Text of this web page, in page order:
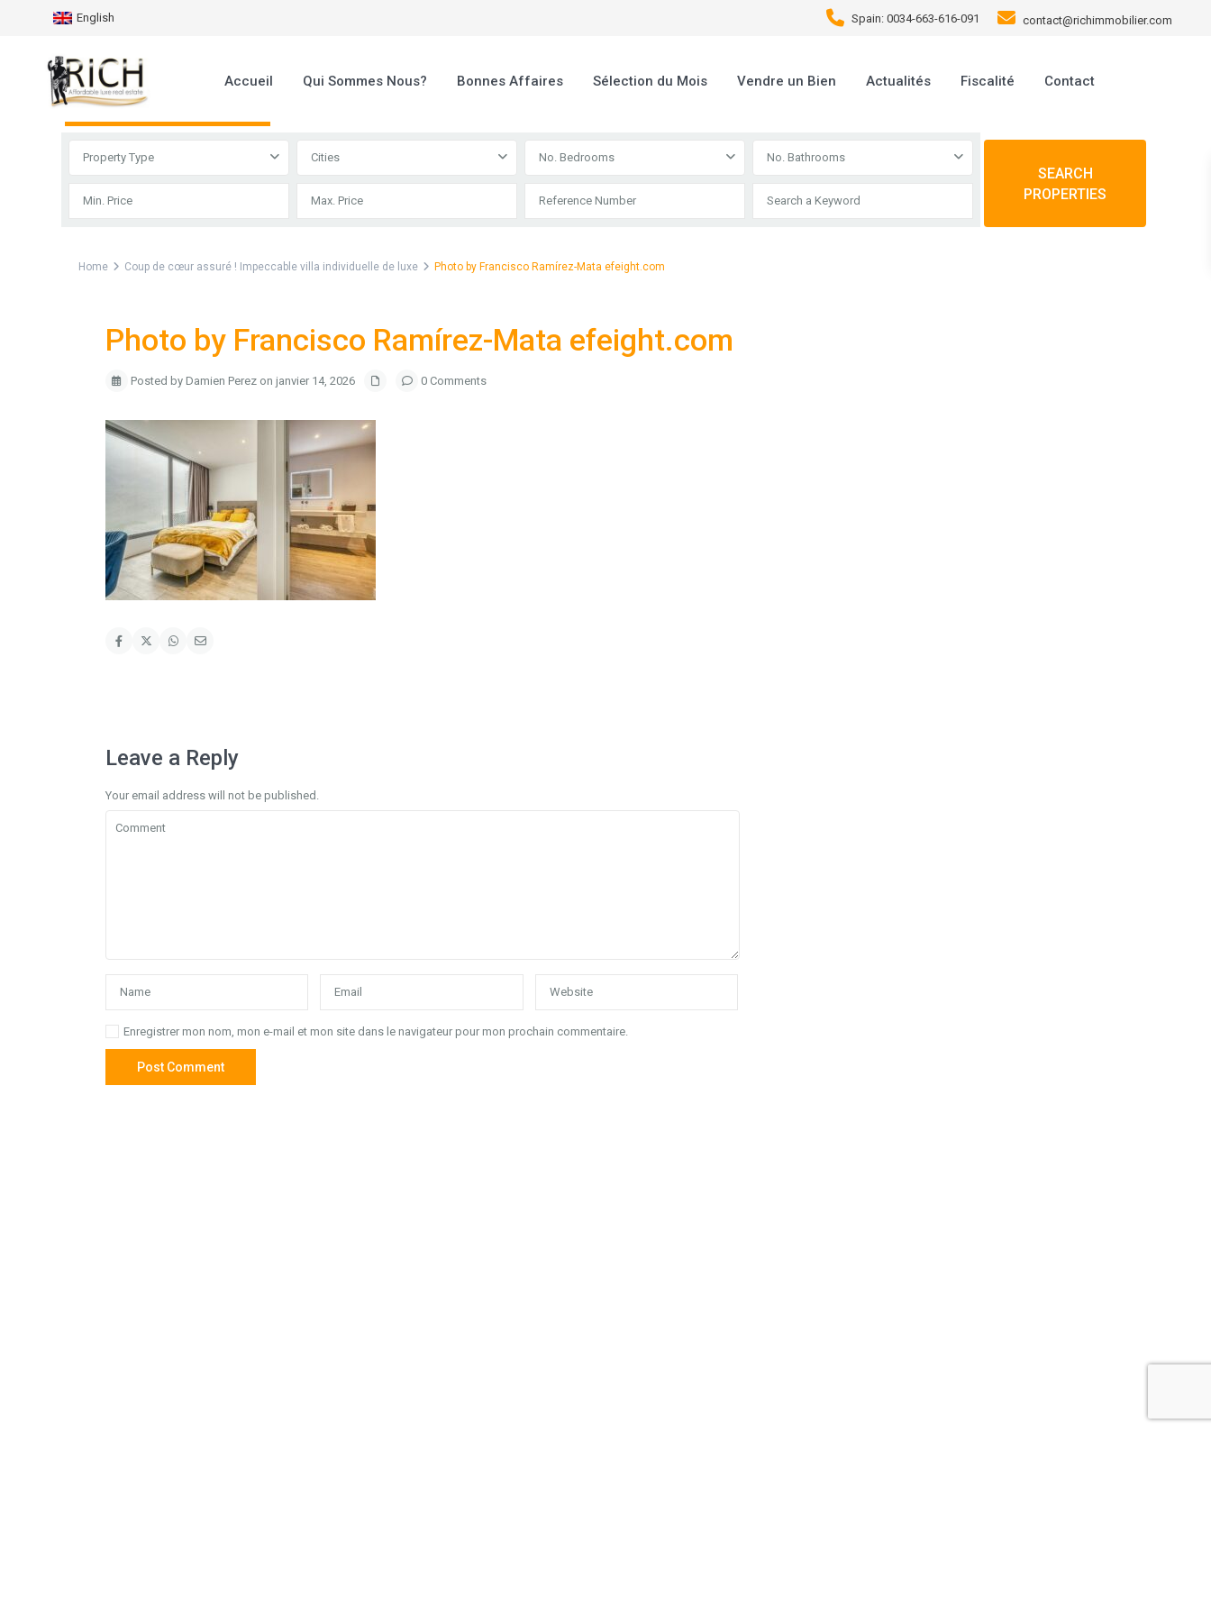
English Spain: 0034-663-616-091 contact@richimmobilier.com
Accueil Qui Sommes Nous? Bonnes Affaires Sélection du Mois Vendre un Bien Actualités Fiscalité
Contact
Advanced Search
Property Type Cities No. Bedrooms No. Bathrooms
SEARCH
PROPERTIES
Home Coup de cœur assuré ! Impeccable villa individuelle de luxe Photo by Francisco Ramírez-Mata efeight.com
Photo by Francisco Ramírez-Mata efeight.com
Posted by Damien Perez on janvier 14, 2026 0 Comments
Leave a Reply
Your email address will not be published.
Enregistrer mon nom, mon e-mail et mon site dans le navigateur pour mon prochain commentaire.